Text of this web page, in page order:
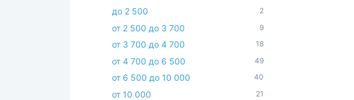
до 2 500 2
от 2 500 до 3 700 9
от 3 700 до 4 700 18
от 4 700 до 6 500 49
от 6 500 до 10 000 40
от 10 000 21